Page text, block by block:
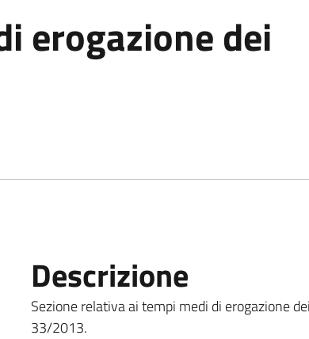
erogazione dei
Descrizione
Sezione relativa ai tempi medi di erogazione
33/2013.